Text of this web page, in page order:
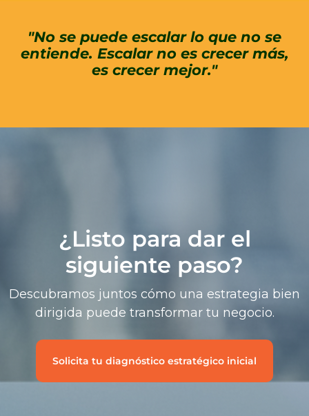
"No se puede escalar lo que no se
entiende. Escalar no es crecer más,
es crecer mejor."
¿Listo para dar el
siguiente paso?
Descubramos juntos cómo una estrategia bien
dirigida puede transformar tu negocio.
Solicita tu diagnóstico estratégico inicial